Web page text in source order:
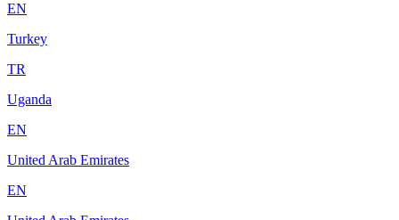
EN
Turkey
TR
Uganda
EN
United Arab Emirates
EN